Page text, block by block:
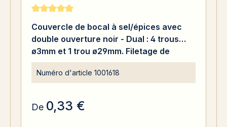
Note moyenne de 5 sur 5 étoiles
Couvercle de bocal à sel/épices avec
double ouverture noir - Dual : 4 trous
ø3mm et 1 trou ø29mm. Filetage de
41mm. Charnière à charnière. EN PP.
Numéro d'article 1001618
De 0,33 €